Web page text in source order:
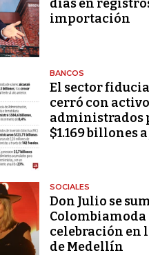
días en
importación
BANCOS
El sector
cerró con
administrados
$1.169 billones
SOCIALES
Don Julio se
Colombiamoda
celebración en
de Medellín